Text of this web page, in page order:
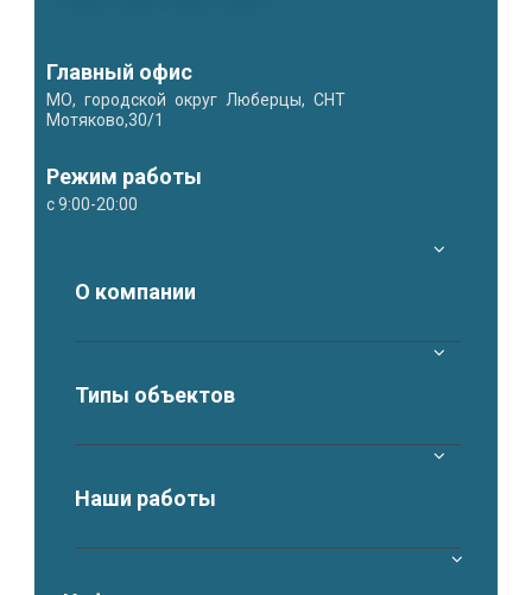
Главный офис
МО, городской округ Люберцы, СНТ
Мотяково,30/1
Режим работы
с 9:00-20:00
О компании
Типы объектов
Наши работы